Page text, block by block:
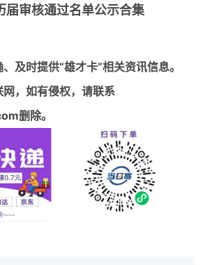
审核通过名单公示合集
及时提供“雄才卡”相关资讯信息。
，如有侵权，请联系
删除。